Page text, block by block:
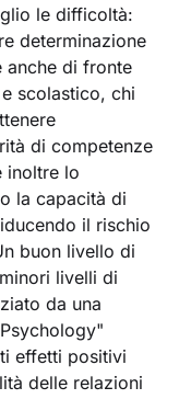
le difficoltà:
determinazione
anche di fronte
scolastico, chi
di competenze
inoltre lo
la capacità di
il rischio
buon livello di
livelli di
da una
effetti positivi
delle relazioni